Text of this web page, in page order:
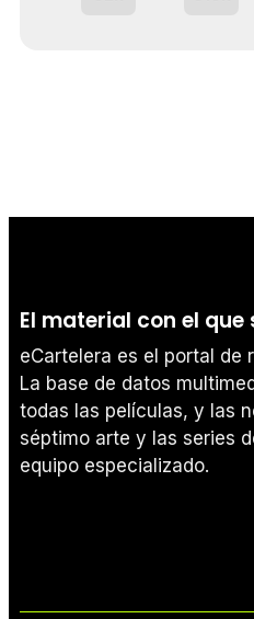
El material con el
eCartelera es el portal de
La base de datos
todas las películas, y las
séptimo arte y las series
equipo especializado.